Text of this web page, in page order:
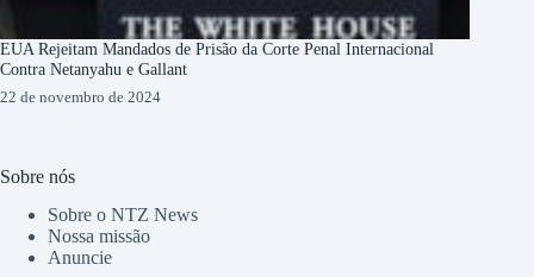
EUA Rejeitam Mandados de Prisão da Corte Penal Internacional
Contra Netanyahu e Gallant
22 de novembro de 2024
Sobre nós
Sobre o NTZ News
Nossa missão
Anuncie